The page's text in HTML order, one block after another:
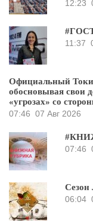
12:23
11:37
Официальный
обосновывая свои
«угрозах» со
07:46 07 Авг 2026
07:46
06:04